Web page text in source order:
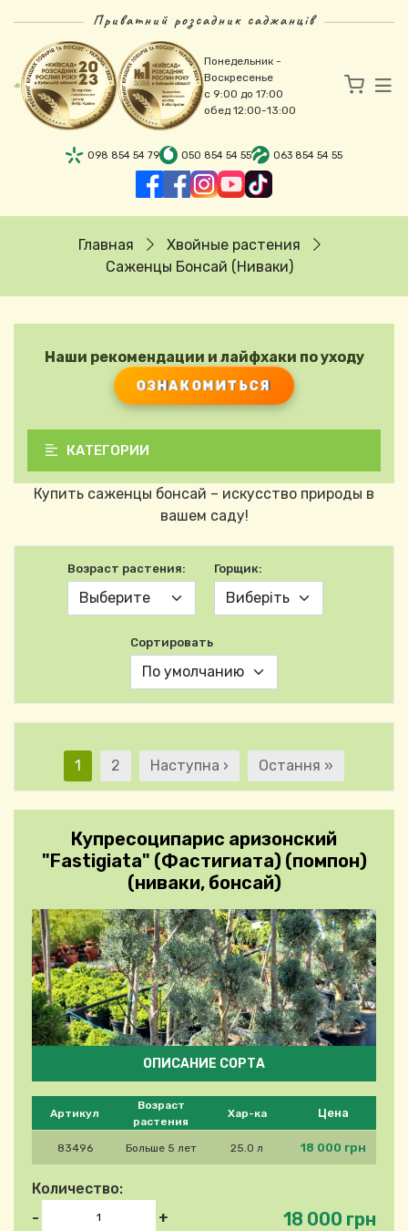
Приватний розсадник саджанців
Понедельник -
Воскресенье
с 9:00 до 17:00
обед 12:00-13:00
098 854 54 79 050 854 54 55 063 854 54 55
Строка навигации
Главная
Хвойные растения
Саженцы Бонсай (Ниваки)
Наши рекомендации и лайфхаки по уходу
ОЗНАКОМИТЬСЯ
КАТЕГОРИИ
Купить саженцы бонсай – искусство природы в
вашем саду!
Возраст растения: Горщик:
Сортировать
Нумерация страниц
Текущая страница
1 Страница
2 Следующая страница
Наступна › Последняя страница
Остання »
Купресоципарис аризонский
"Fastigiata" (Фастигиата) (помпон)
(ниваки, бонсай)
Please select product
Артикул
Возраст
растения
Хар-ка Цена
83496 Больше 5 лет 25.0 л 18 000 грн
Количество:
-
+ 18 000 грн
ОПИСАНИЕ СОРТА